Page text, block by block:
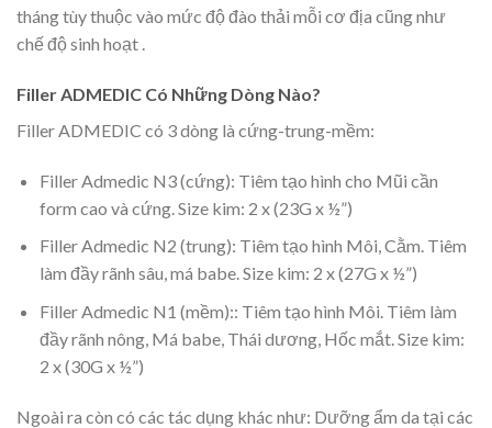
tháng tùy thuộc vào mức độ đào thải mỗi cơ địa cũng như
chế độ sinh hoạt .
Filler ADMEDIC Có Những Dòng Nào?
Filler ADMEDIC có 3 dòng là cứng-trung-mềm:
Filler Admedic N3 (cứng): Tiêm tạo hình cho Mũi cần
form cao và cứng. Size kim: 2 x (23G x ½”)
Filler Admedic N2 (trung): Tiêm tạo hình Môi, Cằm. Tiêm
làm đầy rãnh sâu, má babe. Size kim: 2 x (27G x ½”)
Filler Admedic N1 (mềm):: Tiêm tạo hình Môi. Tiêm làm
đầy rãnh nông, Má babe, Thái dương, Hốc mắt. Size kim:
2 x (30G x ½”)
Ngoài ra còn có các tác dụng khác như: Dưỡng ẩm da tại các